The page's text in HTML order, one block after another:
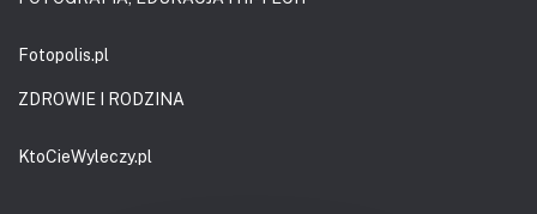
Fotopolis.pl
ZDROWIE I RODZINA
KtoCieWyleczy.pl